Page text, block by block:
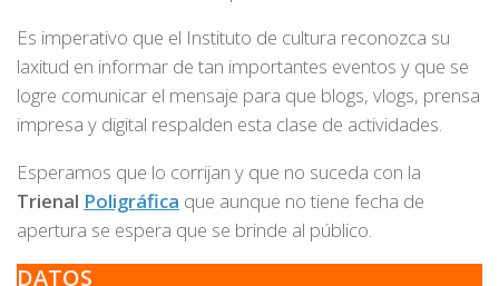
Es imperativo que el Instituto de cultura reconozca su
laxitud en informar de tan importantes eventos y que se
logre comunicar el mensaje para que blogs, vlogs, prensa
impresa y digital respalden esta clase de actividades.
Esperamos que lo corrijan y que no suceda con la
Trienal Poligráfica que aunque no tiene fecha de
apertura se espera que se brinde al público.
DATOS